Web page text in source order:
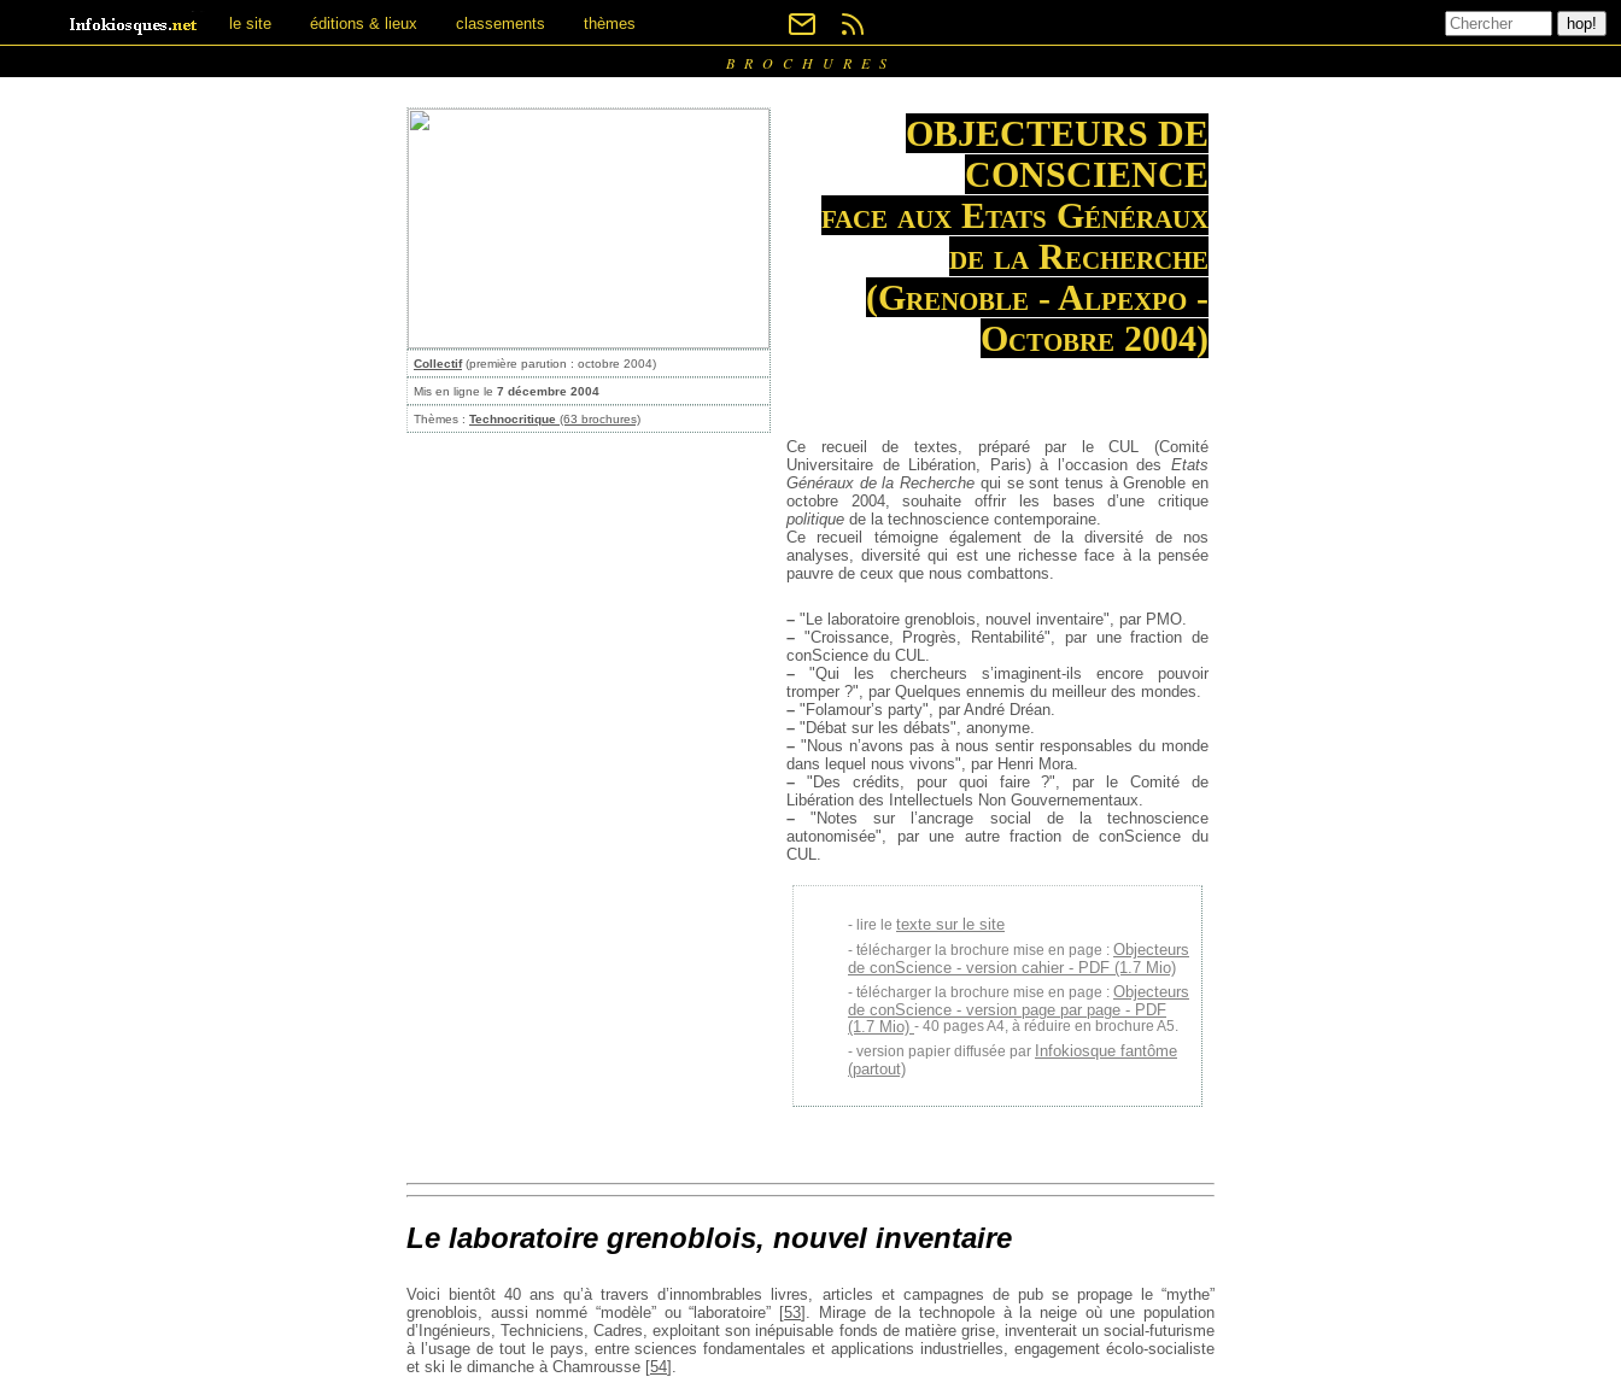
le site éditions & lieux classements thèmes
BROCHURES
Collectif (première parution : octobre 2004)
Mis en ligne le 7 décembre 2004
Thèmes : Technocritique (63 brochures)
OBJECTEURS DE
CONSCIENCE
face aux Etats Généraux
de la Recherche
(Grenoble - Alpexpo -
Octobre 2004)
Ce recueil de textes, préparé par le CUL (Comité
Universitaire de Libération, Paris) à l’occasion des Etats
Généraux de la Recherche qui se sont tenus à Grenoble en
octobre 2004, souhaite offrir les bases d’une critique
politique de la technoscience contemporaine.
Ce recueil témoigne également de la diversité de nos
analyses, diversité qui est une richesse face à la pensée
pauvre de ceux que nous combattons.
– "Le laboratoire grenoblois, nouvel inventaire", par PMO.
– "Croissance, Progrès, Rentabilité", par une fraction de
conScience du CUL.
– "Qui les chercheurs s’imaginent-ils encore pouvoir
tromper ?", par Quelques ennemis du meilleur des mondes.
– "Folamour’s party", par André Dréan.
– "Débat sur les débats", anonyme.
– "Nous n’avons pas à nous sentir responsables du monde
dans lequel nous vivons", par Henri Mora.
– "Des crédits, pour quoi faire ?", par le Comité de
Libération des Intellectuels Non Gouvernementaux.
– "Notes sur l’ancrage social de la technoscience
autonomisée", par une autre fraction de conScience du
CUL.
lire le texte sur le site
télécharger la brochure mise en page : Objecteurs
de conScience - version cahier - PDF (1.7 Mio)
télécharger la brochure mise en page : Objecteurs
de conScience - version page par page - PDF
(1.7 Mio) - 40 pages A4, à réduire en brochure A5.
version papier diffusée par Infokiosque fantôme
(partout)
Le laboratoire grenoblois, nouvel inventaire
Voici bientôt 40 ans qu’à travers d’innombrables livres, articles et campagnes depub se propage le “mythe”
grenoblois, aussi nommé “modèle” ou “laboratoire” [53] . Mirage de la technopole à la neige où une population
d’Ingénieurs, Techniciens, Cadres, exploitant son inépuisable fonds de matière grise, inventerait un social-futurisme
à l’usage de tout le pays,
entre sciences fondamentales et applications industrielles, engagement écolo-socialiste
et ski le dimanche à Chamrousse [54]